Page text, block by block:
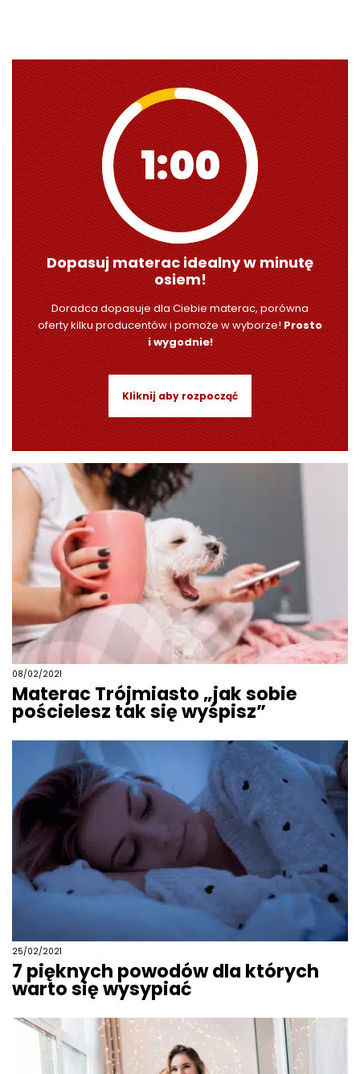
0:59
Dopasuj materac idealny w minutę
osiem!
Doradca dopasuje dla Ciebie materac, porówna
oferty kilku producentów i pomoże w wyborze!Prosto
i wygodnie!
Kliknij aby rozpocząć
08/02/2021
Materac Trójmiasto „jak sobie
pościelesz tak się wyśpisz”
25/02/2021
7 pięknych powodów dla których
warto się wysypiać